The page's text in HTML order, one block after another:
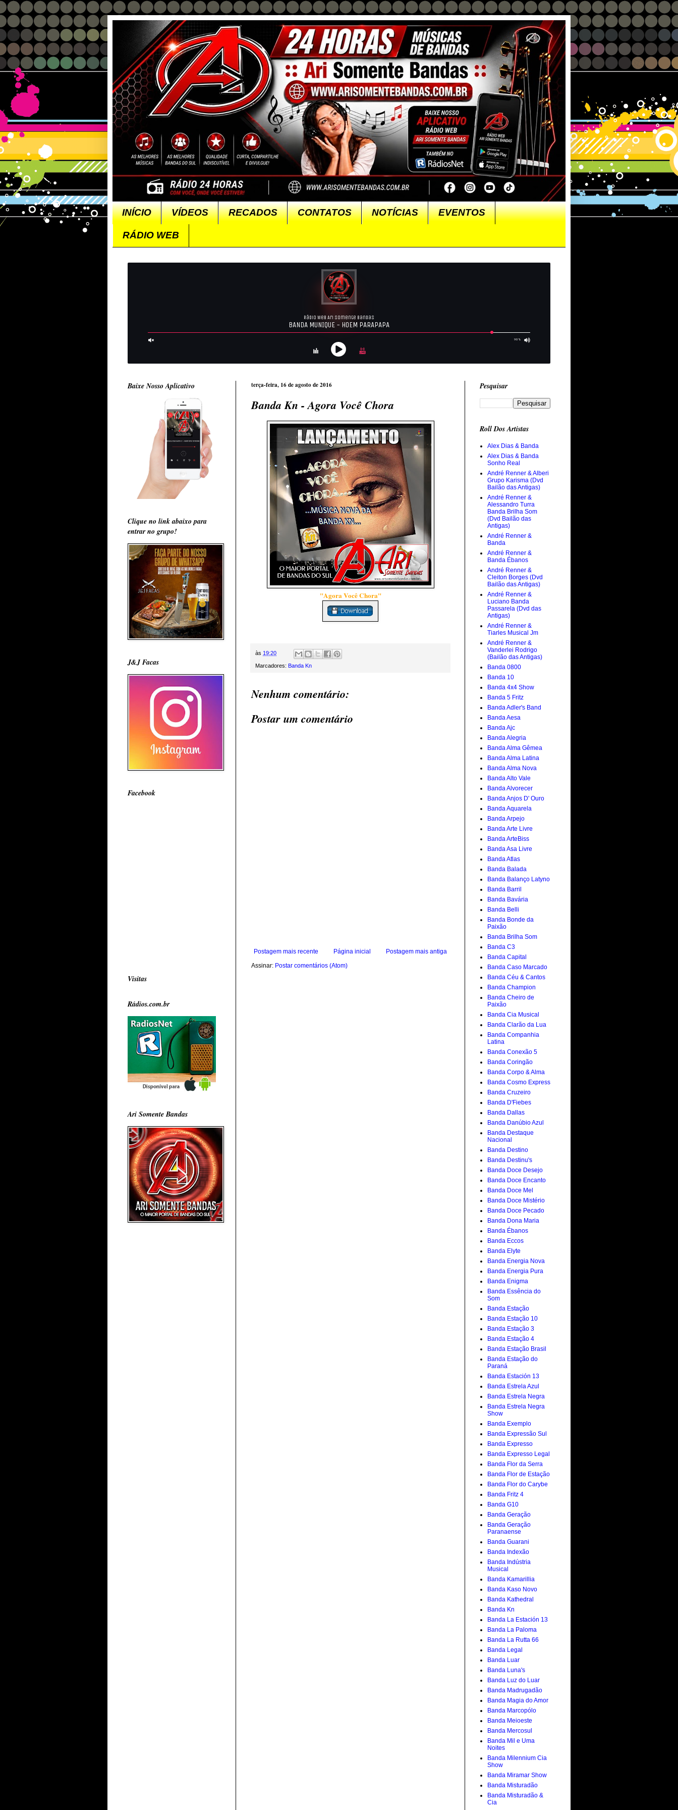
INÍCIO VÍDEOS RECADOS CONTATOS NOTÍCIAS EVENTOS
RÁDIO WEB
terça-feira, 16 de agosto de 2016
Banda Kn - Agora Você Chora
"Agora Você Chora"
às 19:20
Marcadores: Banda Kn
Nenhum comentário:
Postar um comentário
Postagem mais recente Postagem mais antiga
Página inicial
Assinar: Postar comentários (Atom)
Baixe Nosso Aplicativo
Clique no link abaixo para
entrar no grupo!
J&J Facas
Facebook
Visitas
Rádios.com.br
Ari Somente Bandas
Pesquisar
Roll Dos Artistas
Alex Dias & Banda
Alex Dias & Banda
Sonho Real
André Renner & Alberi
Grupo Karisma (Dvd
Bailão das Antigas)
André Renner &
Alessandro Turra
Banda Brilha Som
(Dvd Bailão das
Antigas)
André Renner &
Banda
André Renner &
Banda Ébanos
André Renner &
Cleiton Borges (Dvd
Bailão das Antigas)
André Renner &
Luciano Banda
Passarela (Dvd das
Antigas)
André Renner &
Tiarles Musical Jm
André Renner &
Vanderlei Rodrigo
(Bailão das Antigas)
Banda 0800
Banda 10
Banda 4x4 Show
Banda 5 Fritz
Banda Adler's Band
Banda Aesa
Banda Ajc
Banda Alegria
Banda Alma Gêmea
Banda Alma Latina
Banda Alma Nova
Banda Alto Vale
Banda Alvorecer
Banda Anjos D' Ouro
Banda Aquarela
Banda Arpejo
Banda Arte Livre
Banda ArteBiss
Banda Asa Livre
Banda Atlas
Banda Balada
Banda Balanço Latyno
Banda Barril
Banda Bavária
Banda Belli
Banda Bonde da
Paixão
Banda Brilha Som
Banda C3
Banda Capital
Banda Caso Marcado
Banda Céu & Cantos
Banda Champion
Banda Cheiro de
Paixão
Banda Cia Musical
Banda Clarão da Lua
Banda Companhia
Latina
Banda Conexão 5
Banda Coringão
Banda Corpo & Alma
Banda Cosmo Express
Banda Cruzeiro
Banda D'Fiebes
Banda Dallas
Banda Danúbio Azul
Banda Destaque
Nacional
Banda Destino
Banda Destinu's
Banda Doce Desejo
Banda Doce Encanto
Banda Doce Mel
Banda Doce Mistério
Banda Doce Pecado
Banda Dona Maria
Banda Ébanos
Banda Eccos
Banda Elyte
Banda Energia Nova
Banda Energia Pura
Banda Enigma
Banda Essência do
Som
Banda Estação
Banda Estação 10
Banda Estação 3
Banda Estação 4
Banda Estação Brasil
Banda Estação do
Paraná
Banda Estación 13
Banda Estrela Azul
Banda Estrela Negra
Banda Estrela Negra
Show
Banda Exemplo
Banda Expressão Sul
Banda Expresso
Banda Expresso Legal
Banda Flor da Serra
Banda Flor de Estação
Banda Flor do Carybe
Banda Fritz 4
Banda G10
Banda Geração
Banda Geração
Paranaense
Banda Guarani
Banda Indexão
Banda Indústria
Musical
Banda Kamarillia
Banda Kaso Novo
Banda Kathedral
Banda Kn
Banda La Estación 13
Banda La Paloma
Banda La Rutta 66
Banda Legal
Banda Luar
Banda Luna's
Banda Luz do Luar
Banda Madrugadão
Banda Magia do Amor
Banda Marcopólo
Banda Meioeste
Banda Mercosul
Banda Mil e Uma
Noites
Banda Milennium Cia
Show
Banda Miramar Show
Banda Misturadão
Banda Misturadão &
Cia